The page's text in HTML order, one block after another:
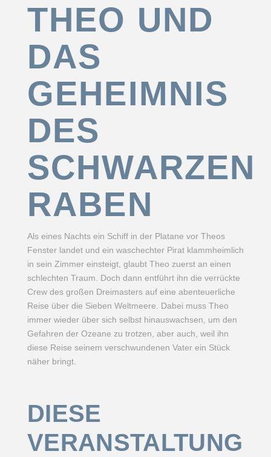
THEO UND
DAS
GEHEIMNIS
DES
SCHWARZEN
RABEN
Als eines Nachts ein Schiff in der Platane vor Theos
Fenster landet und ein waschechter Pirat klammheimlich
in sein Zimmer einsteigt, glaubt Theo zuerst an einen
schlechten Traum. Doch dann entführt ihn die verrückte
Crew des großen Dreimasters auf eine abenteuerliche
Reise über die Sieben Weltmeere. Dabei muss Theo
immer wieder über sich selbst hinauswachsen, um den
Gefahren der Ozeane zu trotzen, aber auch, weil ihn
diese Reise seinem verschwundenen Vater ein Stück
näher bringt.
DIESE
VERANSTALTUNG